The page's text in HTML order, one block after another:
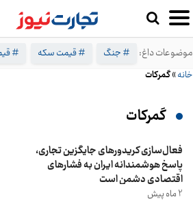
موضوعات داغ: # جنگ # قیمت سکه #
خانه»گمرکات
گمرکات
فعال‌سازی کریدورهای جایگزین تجاری،
پاسخ هوشمندانه ایران به فشارهای
اقتصادی دشمن است
2 ماه پیش